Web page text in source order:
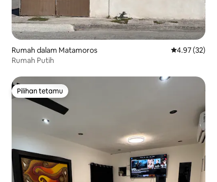
Rumah dalam Matamoros Penarafan
4.97 (32)
Rumah Putih
Pilihan tetamu
Pilihan tetamu